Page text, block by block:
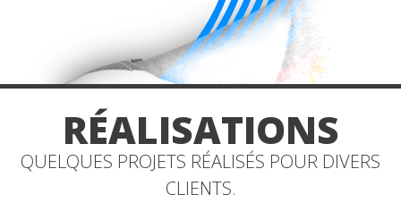
RÉALISATIONS
QUELQUES PROJETS RÉALISÉS POUR DIVERS
CLIENTS.